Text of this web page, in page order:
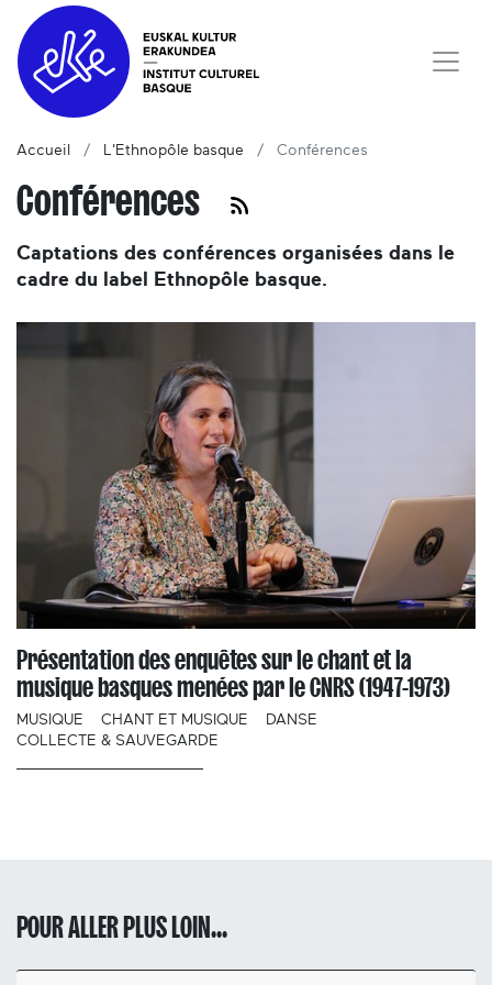
Accueil L'Ethnopôle basque Conférences
Conférences
Captations des conférences organisées dans le
cadre du label Ethnopôle basque.
Présentation des enquêtes sur le chant et la
musique basques menées par le CNRS (1947-1973)
MUSIQUE CHANT ET MUSIQUE
DANSE
COLLECTE & SAUVEGARDE
POUR ALLER PLUS LOIN...